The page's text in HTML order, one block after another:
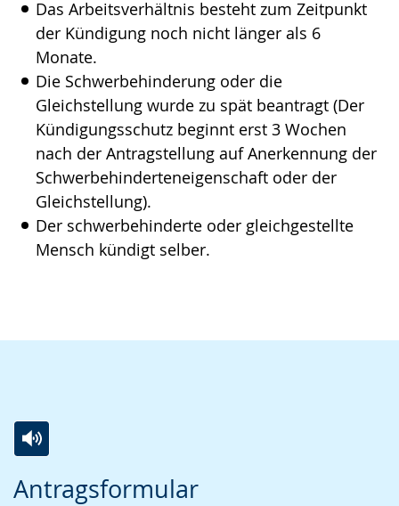
Das Arbeitsverhältnis besteht zum Zeitpunkt
der Kündigung noch nicht länger als 6
Monate.
Die Schwerbehinderung oder die
Gleichstellung wurde zu spät beantragt (Der
Kündigungsschutz beginnt erst 3 Wochen
nach der Antragstellung auf Anerkennung der
Schwerbehinderteneigenschaft oder der
Gleichstellung).
Der schwerbehinderte oder gleichgestellte
Mensch kündigt selber.
Antragsformular
Leichten
Audio-
Video